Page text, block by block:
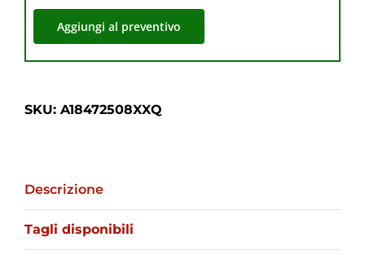
Aggiungi al preventivo
SKU: A18472508XXQ
Descrizione
Tagli disponibili